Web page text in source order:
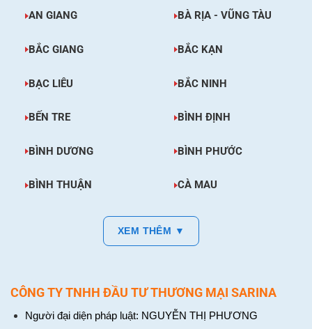
AN GIANG BÀ RỊA - VŨNG TÀU
BẮC GIANG BẮC KẠN
BẠC LIÊU BẮC NINH
BẾN TRE BÌNH ĐỊNH
BÌNH DƯƠNG BÌNH PHƯỚC
BÌNH THUẬN CÀ MAU
XEM THÊM ▼
CÔNG TY TNHH ĐẦU TƯ THƯƠNG MẠI SARINA
Người đại diện pháp luật: NGUYỄN THỊ PHƯƠNG